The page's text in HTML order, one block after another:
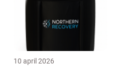
10 april 2026